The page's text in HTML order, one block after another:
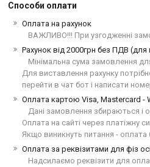
Способи оплати
Оплата на рахунок
ВАЖЛИВО!!! При узгодженні
Рахунок від 2000грн без ПДВ (для
Мінімальна сума замовлення
Для виставлення рахунку
перейти в чат бот і написати
Оплата картою Visa, Mastercard -
Дані замовлення збираються і
Оплата на сайті через платіжну
Якщо виникнуть питання -
Оплата за реквізитами для фіз
Надсилаємо реквізити для